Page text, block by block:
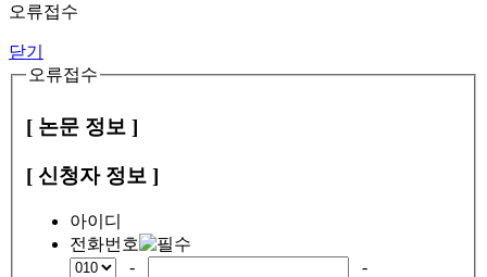
오류접수
닫기
오류접수
[ 논문 정보 ]
[ 신청자 정보 ]
아이디
전화번호
-
-